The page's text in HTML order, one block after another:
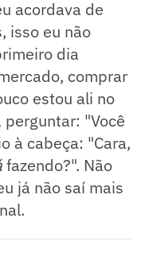
acordava de
isso eu não
dia
comprar
estou ali no
"Você
à cabeça: "Cara,
fazendo?". Não
já não saí mais